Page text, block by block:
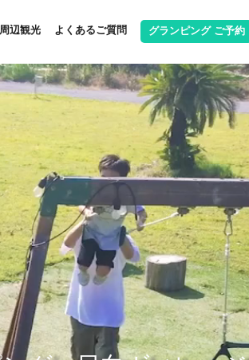
周辺観光 よくあるご質問 グランピング ご予約